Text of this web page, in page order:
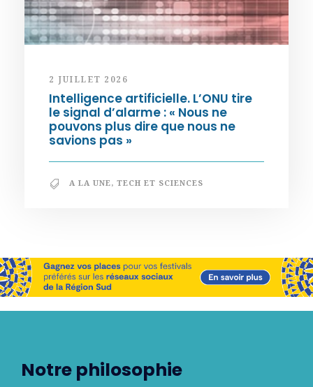
2 JUILLET 2026
Intelligence artificielle. L’ONU tire
le signal d’alarme : « Nous ne
pouvons plus dire que nous ne
savions pas »
A LA UNE, TECH ET SCIENCES
Notre philosophie